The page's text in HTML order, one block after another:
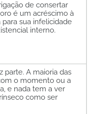
de consertar
é um acréscimo à
para sua infelicidade
interno.
parte. A maioria das
o momento ou a
e nada tem a ver
como ser